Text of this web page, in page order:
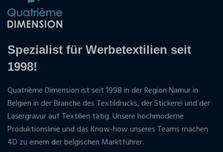
Spezialist für Werbetextilien seit
1998!
Quatrième Dimension ist seit 1998 in der Region Namur in
Belgien in der Branche des Textildrucks, der Stickerei und der
Lasergravur auf Textilien tätig. Unsere hochmoderne
Produktionslinie und das Know-how unseres Teams machen
4D zu einem der belgischen Marktführer.